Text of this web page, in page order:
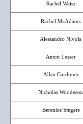
Rachel Weisz
Rachel McAdams
Alessandro Nivola
Anton Lesser
Allan Corduner
Nicholas Woodeson
Berenice Stegers